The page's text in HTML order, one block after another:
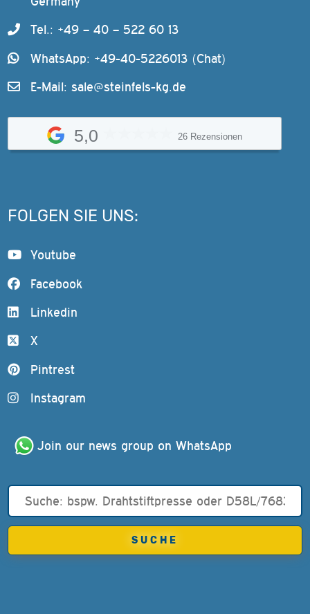
Tel.: +49 – 40 – 522 60 13
WhatsApp: +49-40-5226013 (Chat)
E-Mail: sale@steinfels-kg.de
5,0 26 Rezensionen
FOLGEN SIE UNS:
Youtube
Facebook
Linkedin
X
Pintrest
Instagram
Join our news group on WhatsApp